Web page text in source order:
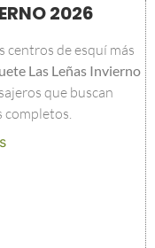
2026
centros de esquí más
Las Leñas Invierno
que buscan
completos.